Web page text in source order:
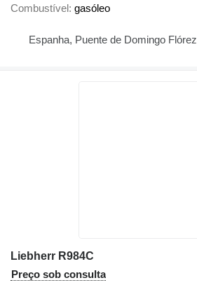
Combustível
gasóleo
Espanha, Puente de Domingo Flórez
Liebherr R984C
Preço sob consulta